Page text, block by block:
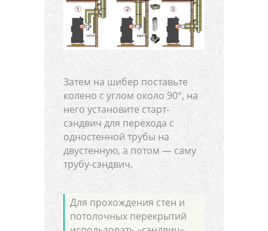
Затем на шибер поставьте
колено с углом около 90°, на
него установите старт-
сэндвич для перехода с
одностенной трубы на
двустенную, а потом — саму
трубу-сэндвич.
Для прохождения стен и
потолочных перекрытий